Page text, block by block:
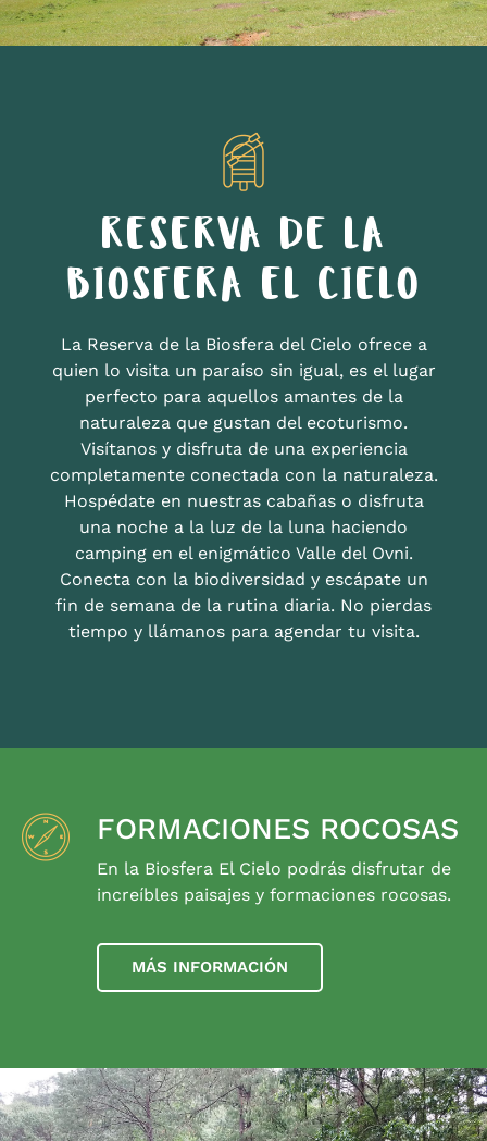
RESERVA DE LA
BIOSFERA EL CIELO
La Reserva de la Biosfera del Cielo ofrece a
quien lo visita un paraíso sin igual, es el lugar
perfecto para aquellos amantes de la
naturaleza que gustan del ecoturismo.
Visítanos y disfruta de una experiencia
completamente conectada con la naturaleza.
Hospédate en nuestras cabañas o disfruta
una noche a la luz de la luna haciendo
camping en el enigmático Valle del Ovni.
Conecta con la biodiversidad y escápate un
fin de semana de la rutina diaria. No pierdas
tiempo y llámanos para agendar tu visita.
FORMACIONES ROCOSAS
En la Biosfera El Cielo podrás disfrutar de
increíbles paisajes y formaciones rocosas.
MÁS INFORMACIÓN